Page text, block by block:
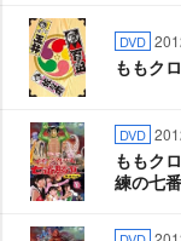
DVD
ももク
DVD
ももク
練の七